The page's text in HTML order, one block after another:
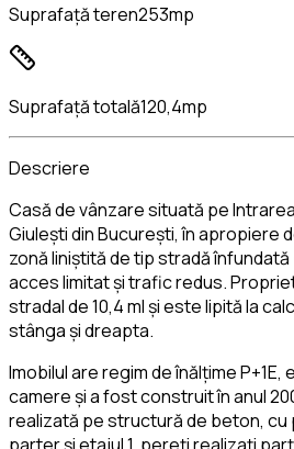
Suprafață teren253mp
Suprafață totală120,4mp
Descriere
Casă de vânzare situată pe
Giulești din București, în apropiere
zonă liniștită de tip stradă
acces limitat și trafic redus.
stradal de 10,4 ml și este lipită la
stânga și dreapta.
Imobilul are regim de înălțime P+1E,
camere și a fost construit în anul
realizată pe structură de beton, cu
parter și etajul 1, pereți realizați